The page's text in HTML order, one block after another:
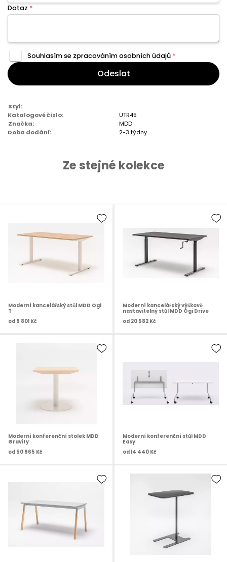
Dotaz *
Souhlasím se zpracovánímosobních údajů *
Odeslat
Styl:
Katalogové číslo:
UTR45
Značka:
MDD
Doba dodání:
2-3 týdny
Ze stejné kolekce
Moderní kancelářský stůl MDD Ogi
T
od 9 801 Kč
Moderní kancelářský výškově
nastavitelný stůl MDD Ogi Drive
od 20 582 Kč
Moderní konferenční stolek MDD
Gravity
od 50 965 Kč
Moderní konferenční stůl MDD
Easy
od14 440 Kč